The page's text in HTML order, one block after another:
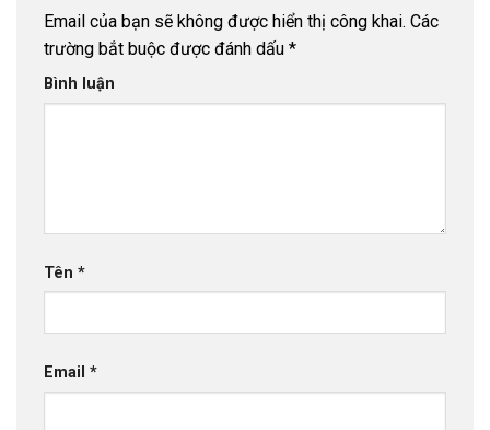
Email của bạn sẽ không được hiển thị công khai. Các
trường bắt buộc được đánh dấu *
Bình luận
Tên *
Email *